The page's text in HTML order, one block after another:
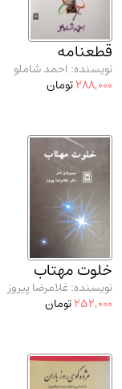
قطعنامه
نویسنده: احمد شاملو
288,000تومان
خلوت مهتاب
نویسنده: غلامرضا پیروز
252,000تومان